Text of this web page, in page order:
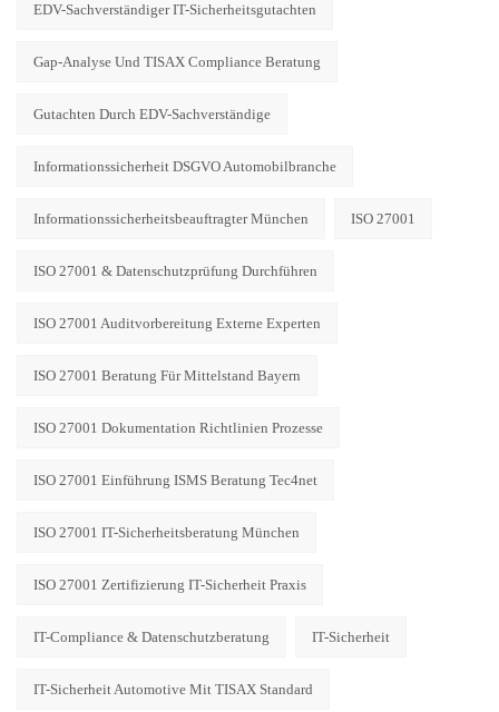
EDV-Sachverständiger IT-Sicherheitsgutachten
Gap-Analyse Und TISAX Compliance Beratung
Gutachten Durch EDV-Sachverständige
Informationssicherheit DSGVO Automobilbranche
Informationssicherheitsbeauftragter München ISO 27001
ISO 27001 & Datenschutzprüfung Durchführen
ISO 27001 Auditvorbereitung Externe Experten
ISO 27001 Beratung Für Mittelstand Bayern
ISO 27001 Dokumentation Richtlinien Prozesse
ISO 27001 Einführung ISMS Beratung Tec4net
ISO 27001 IT-Sicherheitsberatung München
ISO 27001 Zertifizierung IT-Sicherheit Praxis
IT-Compliance & Datenschutzberatung IT-Sicherheit
IT-Sicherheit Automotive Mit TISAX Standard